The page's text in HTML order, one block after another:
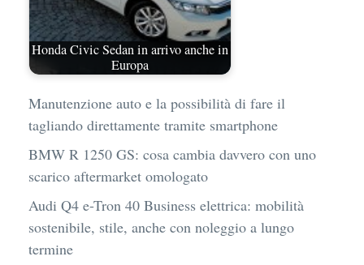
Honda Civic Sedan in arrivo anche in
Europa
Manutenzione auto e la possibilità di fare il
tagliando direttamente tramite smartphone
BMW R 1250 GS: cosa cambia davvero con uno
scarico aftermarket omologato
Audi Q4 e-Tron 40 Business elettrica: mobilità
sostenibile, stile, anche con noleggio a lungo
termine